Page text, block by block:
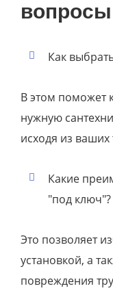
вопросы
Как
В этом поможет
нужную
исходя из
Какие
"под ключ"?
Это позволяет
установкой, а
повреждения